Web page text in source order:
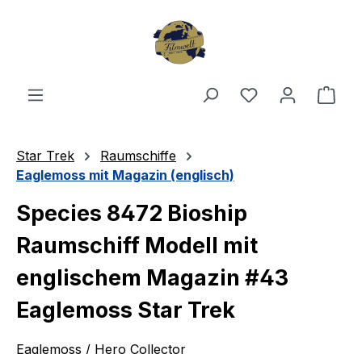
Du hast 0
Star Trek
Raumschiffe
Eaglemoss mit Magazin (englisch)
Species 8472 Bioship
Raumschiff Modell mit
englischem Magazin #43
Eaglemoss Star Trek
Eaglemoss / Hero Collector